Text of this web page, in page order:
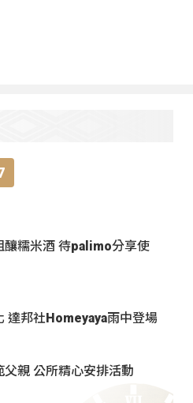
釀糯米酒 待palimo分享使
達邦社Homeyaya雨中登場
親 公所精心安排活動